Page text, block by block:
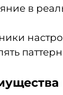
в